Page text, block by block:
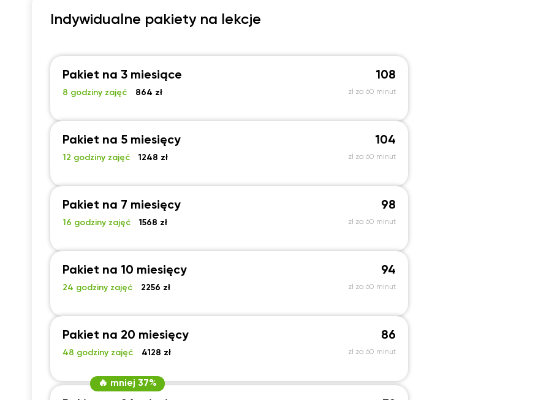
Indywidualne pakiety na lekcje
Pakiet na 3 miesiące
8 godziny zajęć 864 zł
108
zł za 60 minut
Pakiet na 5 miesięcy
12 godziny zajęć 1248 zł
104
zł za 60 minut
Pakiet na 7 miesięcy
16 godziny zajęć 1568 zł
98
zł za 60 minut
Pakiet na 10 miesięcy
24 godziny zajęć 2256 zł
94
zł za 60 minut
Pakiet na 20 miesięcy
48 godziny zajęć 4128 zł
86
zł za 60 minut
🔥 mniej 37%